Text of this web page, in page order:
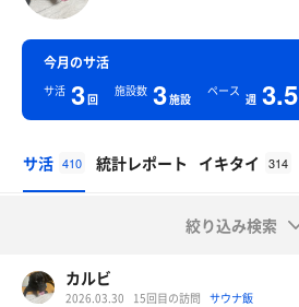
今月のサ活
サ活 3回
施設数 3施設
ペース
週 3.5
サ活 410 統計レポート イキタイ 314
絞り込み検索
カルビ
2026.03.30 15回目の訪問 サウナ飯